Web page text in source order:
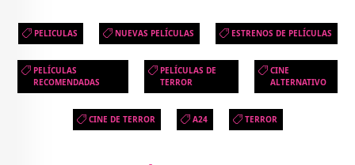
PELICULAS NUEVAS PELÍCULAS ESTRENOS DE PELÍCULAS
PELÍCULAS
RECOMENDADAS
PELÍCULAS DE
TERROR
CINE
ALTERNATIVO
CINE DE TERROR A24 TERROR